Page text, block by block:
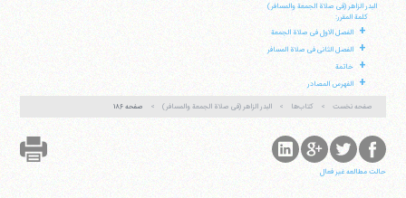
البدر الزاهر (فی صلاة الجمعة والمسافر)
کلمة المقرر:
+ الفصل الاول فی صلاة الجمعة
+ الفصل الثانی فی صلاة المسافر
+ خاتمة
+ الفهرس المصادر
صفحه نخست کتاب‌ها البدر الزاهر (فی صلاة الجمعة والمسافر) صفحه ۱۸۶
حالت مطالعه غیر فعال
،قم
میدان مصلّی، بلوار شهید محمّد منتظری، كوچه
شماره ٨
کد پستی: 3713744381